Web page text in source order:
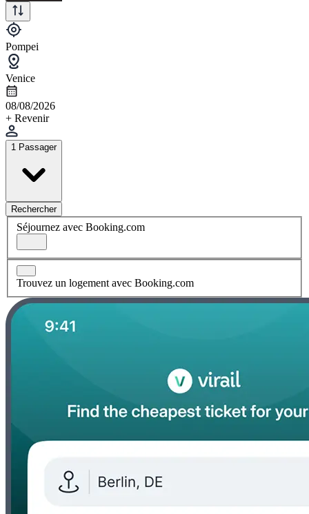
Pompei
Venice
08/08/2026
+ Revenir
1 Passager
Rechercher
Séjournez avec Booking.com
Trouvez un logement avec Booking.com